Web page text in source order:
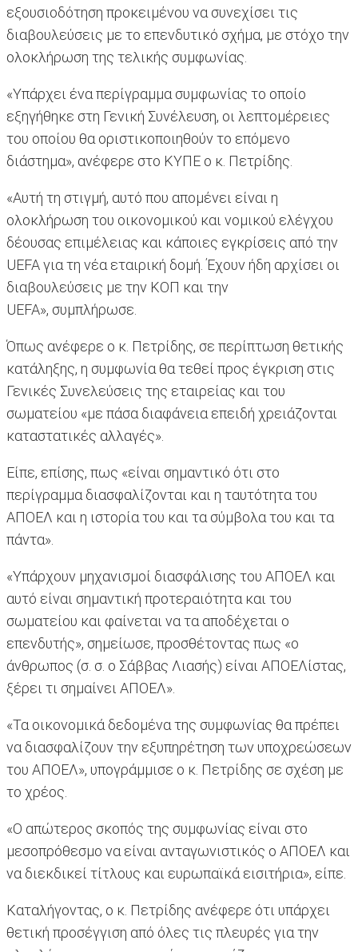
εξουσιοδότηση προκειμένου να συνεχίσει τις
διαβουλεύσεις με το επενδυτικό σχήμα, με στόχο την
ολοκλήρωση της τελικής συμφωνίας.
«Υπάρχει ένα περίγραμμα συμφωνίας το οποίο
εξηγήθηκε στη Γενική Συνέλευση, οι λεπτομέρειες
του οποίου θα οριστικοποιηθούν το επόμενο
διάστημα», ανέφερε στο ΚΥΠΕ ο κ. Πετρίδης.
«Αυτή τη στιγμή, αυτό που απομένει είναι η
ολοκλήρωση του οικονομικού και νομικού ελέγχου
δέουσας επιμέλειας και κάποιες εγκρίσεις από την
UEFA για τη νέα εταιρική δομή. Έχουν ήδη αρχίσει οι
διαβουλεύσεις με την ΚΟΠ και την
UEFA», συμπλήρωσε.
Όπως ανέφερε ο κ. Πετρίδης, σε περίπτωση θετικής
κατάληξης, η συμφωνία θα τεθεί προς έγκριση στις
Γενικές Συνελεύσεις της εταιρείας και του
σωματείου «με πάσα διαφάνεια επειδή χρειάζονται
καταστατικές αλλαγές».
Είπε, επίσης, πως «είναι σημαντικό ότι στο
περίγραμμα διασφαλίζονται και η ταυτότητα του
ΑΠΟΕΛ και η ιστορία του και τα σύμβολα του και τα
πάντα».
«Υπάρχουν μηχανισμοί διασφάλισης του ΑΠΟΕΛ και
αυτό είναι σημαντική προτεραιότητα και του
σωματείου και φαίνεται να τα αποδέχεται ο
επενδυτής», σημείωσε, προσθέτοντας πως «ο
άνθρωπος (σ. σ. ο Σάββας Λιασής) είναι ΑΠΟΕΛίστας,
ξέρει τι σημαίνει ΑΠΟΕΛ».
«Τα οικονομικά δεδομένα της συμφωνίας θα πρέπει
να διασφαλίζουν την εξυπηρέτηση των υποχρεώσεων
του ΑΠΟΕΛ», υπογράμμισε ο κ. Πετρίδης σε σχέση με
το χρέος.
«Ο απώτερος σκοπός της συμφωνίας είναι στο
μεσοπρόθεσμο να είναι ανταγωνιστικός ο ΑΠΟΕΛ και
να διεκδικεί τίτλους και ευρωπαϊκά εισιτήρια», είπε.
Καταλήγοντας, ο κ. Πετρίδης ανέφερε ότι υπάρχει
θετική προσέγγιση από όλες τις πλευρές για την